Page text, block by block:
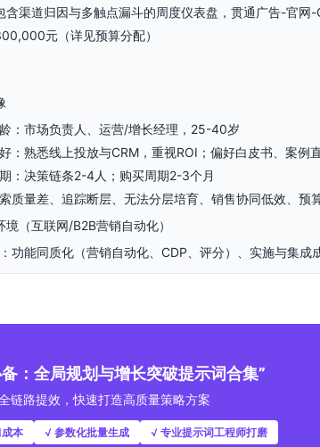
含渠道归因与多触点漏斗的周度仪表盘，贯通广告-官网-
元（详见预算分配）
：市场负责人、运营/增长经理，25-40岁
：熟悉线上投放与CRM，重视ROI；偏好白皮书、案例
：决策链条2-4人；购买周期2-3个月
质量差、追踪断层、无法分层培育、销售协同低效、预
境（互联网/B2B营销自动化）
功能同质化（营销自动化、CDP、评分）、实施与集成
与案例直播是被验证的触点；产品试用与同业口碑能加速
期2-3个月与2-4人决策链，适合“旅程分层培育+ABM定向
息需求
量线索来源、精准归因、统一客户视图、自动化分层培育
端增长可衡量，销售营销协同提效
：全局规划与增长突破提示词合集”
链路提效，快速打造高质量策略方案
成本 √ 参数化批量生成 √ 专业提示词工程师打磨